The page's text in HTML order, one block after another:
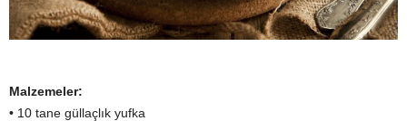
Malzemeler:
• 10 tane güllaçlık yufka